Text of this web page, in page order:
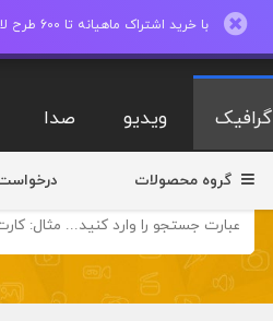
با خرید اشتراک ماهیانه تا 600 طرح لایه باز، وکتور، عکس، فایل های ویدیو وصدا دانلود کنید.
گرافیک ویدیو صدا
گروه محصولات